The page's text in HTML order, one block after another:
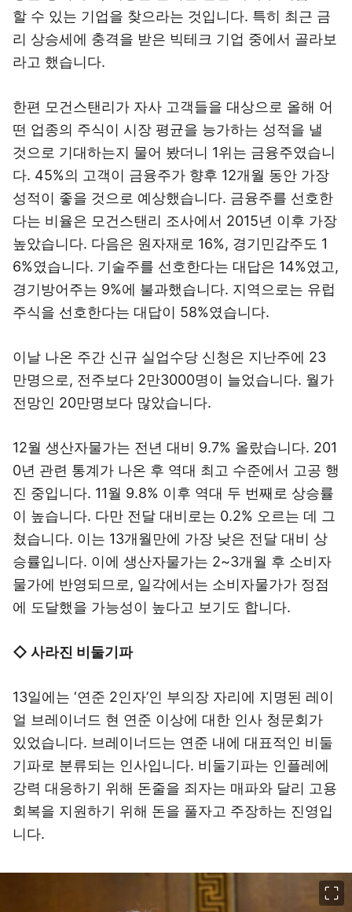
할 수 있는 기업을 찾으라는 것입니다. 특히 최근 금
리 상승세에 충격을 받은 빅테크 기업 중에서 골라보
라고 했습니다.
한편 모건스탠리가 자사 고객들을 대상으로 올해 어
떤 업종의 주식이 시장 평균을 능가하는 성적을 낼
것으로 기대하는지 물어 봤더니 1위는 금융주였습니
다. 45%의 고객이 금융주가 향후 12개월 동안 가장
성적이 좋을 것으로 예상했습니다. 금융주를 선호한
다는 비율은 모건스탠리 조사에서 2015년 이후 가장
높았습니다. 다음은 원자재로 16%, 경기민감주도 1
6%였습니다. 기술주를 선호한다는 대답은 14%였고,
경기방어주는 9%에 불과했습니다. 지역으로는 유럽
주식을 선호한다는 대답이 58%였습니다.
이날 나온 주간 신규 실업수당 신청은 지난주에 23
만명으로, 전주보다 2만3000명이 늘었습니다. 월가
전망인 20만명보다 많았습니다.
12월 생산자물가는 전년 대비 9.7% 올랐습니다. 201
0년 관련 통계가 나온 후 역대 최고 수준에서 고공 행
진 중입니다. 11월 9.8% 이후 역대 두 번째로 상승률
이 높습니다. 다만 전달 대비로는 0.2% 오르는 데 그
쳤습니다. 이는 13개월만에 가장 낮은 전달 대비 상
승률입니다. 이에 생산자물가는 2~3개월 후 소비자
물가에 반영되므로, 일각에서는 소비자물가가 정점
에 도달했을 가능성이 높다고 보기도 합니다.
◇ 사라진 비둘기파
13일에는 ‘연준 2인자’인 부의장 자리에 지명된 레이
얼 브레이너드 현 연준 이상에 대한 인사 청문회가
있었습니다. 브레이너드는 연준 내에 대표적인 비둘
기파로 분류되는 인사입니다. 비둘기파는 인플레에
강력 대응하기 위해 돈줄을 죄자는 매파와 달리 고용
회복을 지원하기 위해 돈을 풀자고 주장하는 진영입
니다.